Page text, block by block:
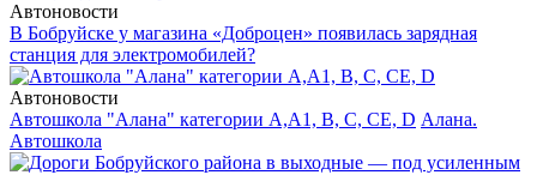
Автоновости
В Бобруйске у магазина «Доброцен» появилась зарядная
станция для электромобилей?
Автоновости
Автошкола "Алана" категории А,А1, В, С, СЕ, D Алана.
Автошкола